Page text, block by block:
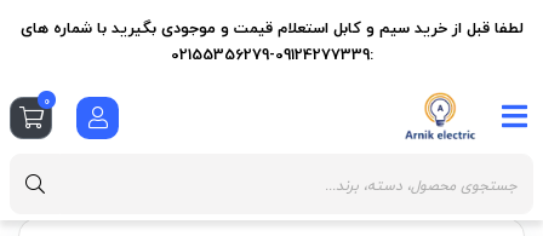
لطفا قبل از خرید سیم و کابل استعلام قیمت و موجودی بگیرید با شماره های
:09124277339-02155356279
0